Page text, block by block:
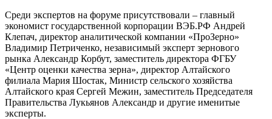
Среди экспертов на форуме присутствовали – главный
экономист государственной корпорации ВЭБ.РФ Андрей
Клепач, директор аналитической компании «ПроЗерно»
Владимир Петриченко, независимый эксперт зернового
рынка Александр Корбут, заместитель директора ФГБУ
«Центр оценки качества зерна», директор Алтайского
филиала Мария Шостак, Министр сельского хозяйства
Алтайского края Сергей Межин, заместитель Председателя
Правительства Лукьянов Александр и другие именитые
эксперты.